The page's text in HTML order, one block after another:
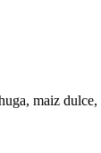
maiz dulce,